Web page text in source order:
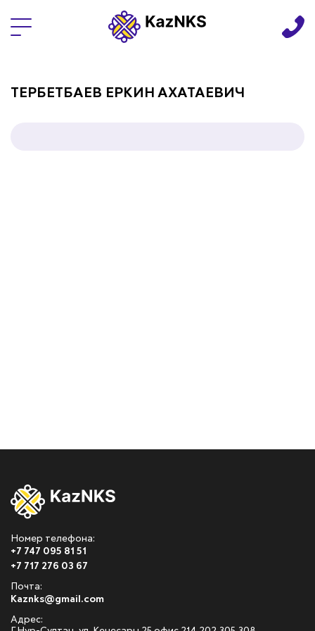
ТЕРБЕТБАЕВ ЕРКИН АХАТАЕВИЧ
Номер телефона:
+7 747 095 81 51
+7 717 276 03 67
Почта:
Kaznks@gmail.com
Адрес: